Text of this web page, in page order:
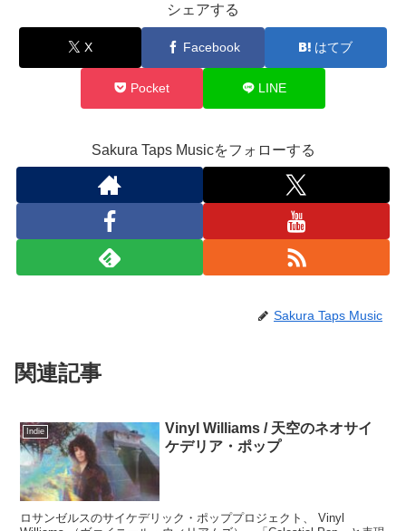
シェアする
X Facebook はてブ
Pocket LINE
Sakura Taps Musicをフォローする
Sakura Taps Music
関連記事
Indie
Vinyl Williams / 天空のネオサイ
ケデリア・ポップ
ロサンゼルスのサイケデリック・ポッププロジェクト、 Vinyl